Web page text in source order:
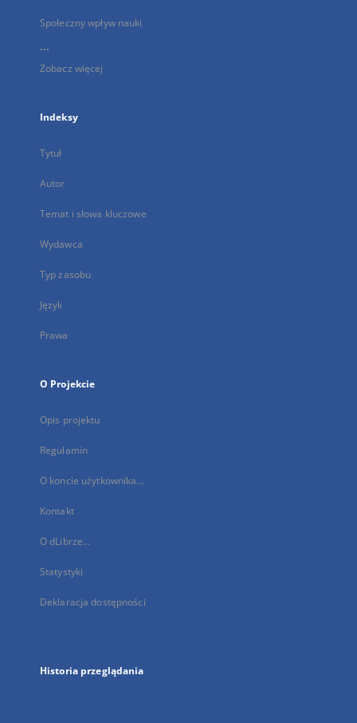
Społeczny wpływ nauki
...
Zobacz więcej
Indeksy
Tytuł
Autor
Temat i słowa kluczowe
Wydawca
Typ zasobu
Język
Prawa
O Projekcie
Opis projektu
Regulamin
O koncie użytkownika...
Kontakt
O dLibrze...
Statystyki
Deklaracja dostępności
Historia przeglądania